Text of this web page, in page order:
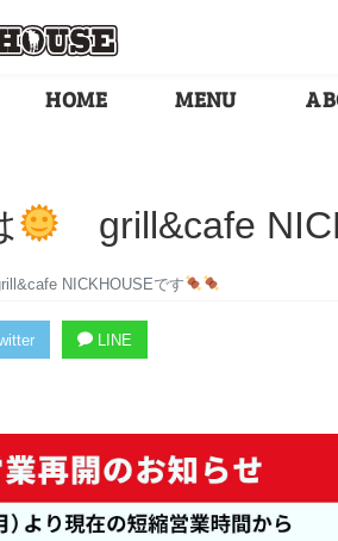
HOME MENU
grill&cafe
NICKHOUSEです
LINE